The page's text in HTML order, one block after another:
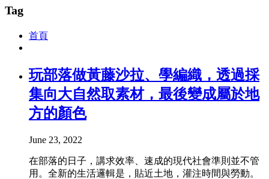
Tag
首頁
玩部落做黃藤沙拉、學編織，透過採
集向大自然取素材，最後變成屬於地
方的顏色
June 23, 2022
在部落的日子，講求效率、速成的現代社會準則並不管
用。全新的生活邏輯是，貼近土地，灌注時間與勞動。